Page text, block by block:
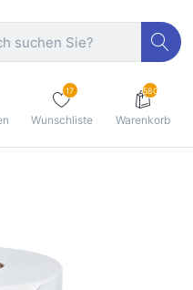
17
Wunschliste
580
Warenkorb